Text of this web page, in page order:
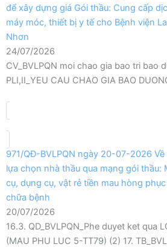
để xây dựng giá Gói thầu: Cung cấp
máy móc, thiết bị y tế cho Bệnh viện
Nhơn
24/07/2026
CV_BVLPQN moi chao gia bao tri bao
PLI,II_YEU CAU CHAO GIA BAO
971/QĐ-BVLPQN ngày 20-07-2026
lựa chọn nhà thầu qua mạng gói thầu:
cụ, dụng cụ, vật rẻ tiền mau hòng
chữa bệnh
20/07/2026
16.3. QD_BVLPQN_Phe duyet ket qua
(MAU PHU LUC 5-TT79) (2) 17.